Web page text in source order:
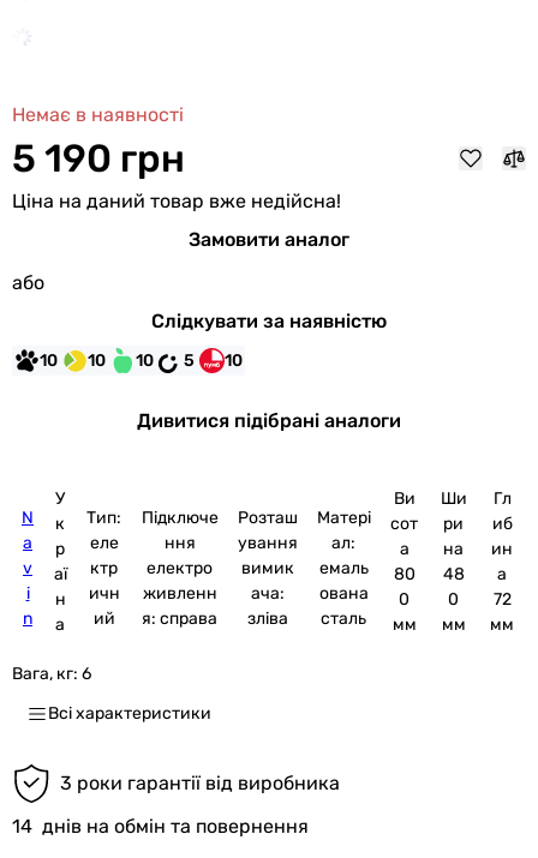
Немає в наявності
5 190 грн
Ціна на даний товар вже недійсна!
Замовити аналог
або
Слідкувати за наявністю
10 10 10 5 10
Дивитися підібрані аналоги
N
a
v
i
n
У
к
р
аї
н
а
Тип:
еле
ктр
ичн
ий
Підключе
ння
електро
живленн
я: справа
Розташ
ування
вимик
ача:
зліва
Матері
ал:
емаль
ована
сталь
Ви
сот
а
80
0
мм
Ши
ри
на
48
0
мм
Гл
иб
ин
а
72
мм
Вага, кг: 6
Всі характеристики
3 роки гарантії від виробника
14 днів на обмін та повернення